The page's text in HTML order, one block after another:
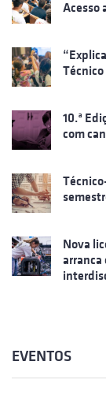
Acesso
Técnico
10.ª
com
Nova
arranca
EVENTOS